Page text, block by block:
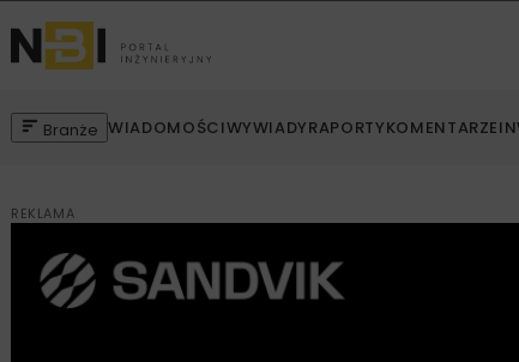
Branże WIADOMOŚCIWYWIADYRAPORTYKOMENTARZE
REKLAMA